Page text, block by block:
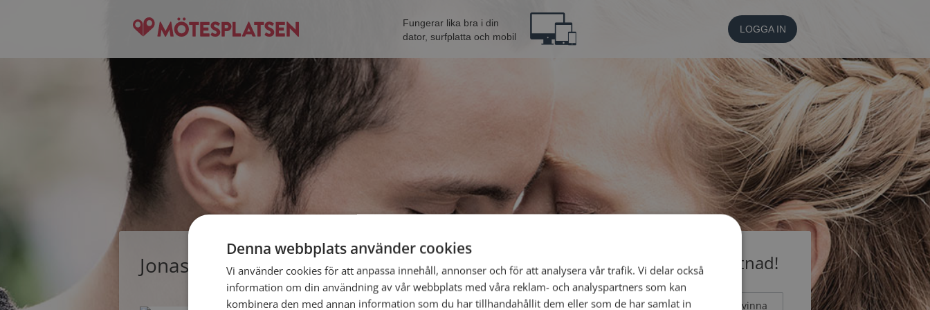
Fungerar lika bra i din
dator, surfplatta och mobil
LOGGA IN
Jonas, singelman från Stockholm Bli medlem utan kostnad!
Jag är en: Man Kvinna
Denna webbplats använder cookies
Vi använder cookies för att anpassa innehåll, annonser och för att analysera vår trafik. Vi delar också
information om din användning av vår webbplats med våra reklam- och analyspartners som kan
kombinera den med annan information som du har tillhandahållit dem eller som de har samlat in